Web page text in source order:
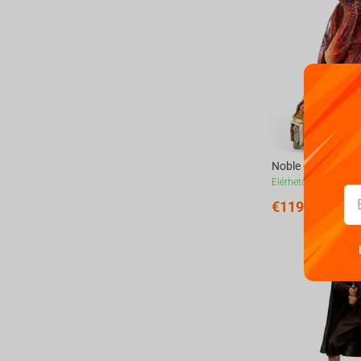
Elérhetőek
€119.